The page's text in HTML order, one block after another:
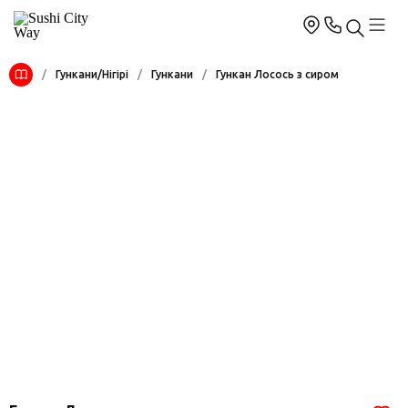
/ Гункани/Нігірі / Гункани / Гункан Лосось з сиром